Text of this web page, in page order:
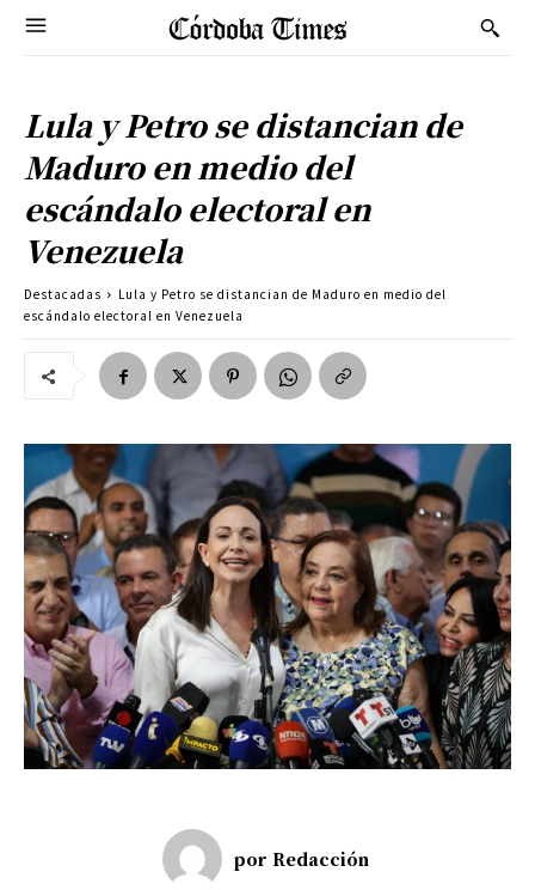
Lula y Petro se distancian de
Maduro en medio del
escándalo electoral en
Venezuela
Destacadas
Lula y Petro se distancian de Maduro en medio del
escándalo electoral en Venezuela
por Redacción